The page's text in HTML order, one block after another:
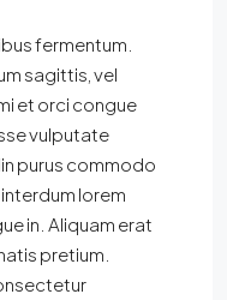
fermentum.
sagittis, vel
et orci congue
vulputate
purus commodo
lorem
in. Aliquam erat
pretium.